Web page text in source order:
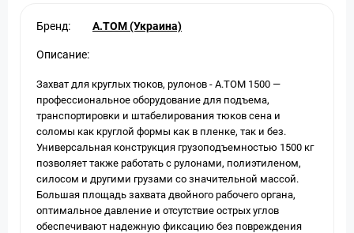
Бренд: A.TOM (Украина)
Описание:
Захват для круглых тюков, рулонов - А.ТОМ 1500 —
профессиональное оборудование для подъема,
транспортировки и штабелирования тюков сена и
соломы как круглой формы как в пленке, так и без.
Универсальная конструкция грузоподъемностью 1500 кг
позволяет также работать с рулонами, полиэтиленом,
силосом и другими грузами со значительной массой.
Большая площадь захвата двойного рабочего органа,
оптимальное давление и отсутствие острых углов
обеспечивают надежную фиксацию без повреждения